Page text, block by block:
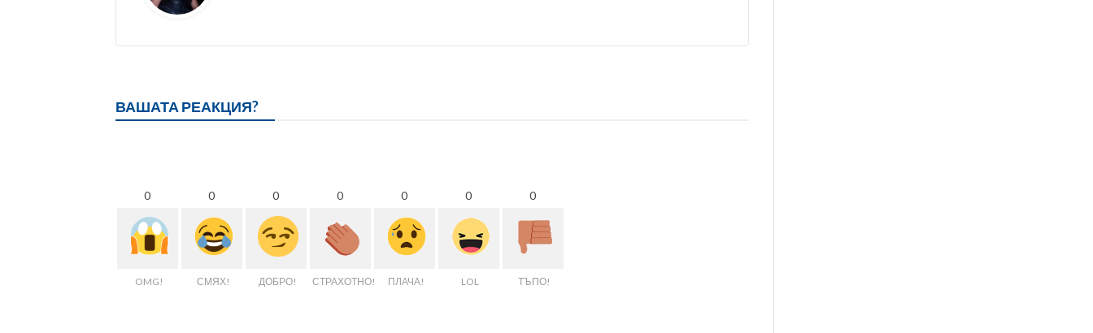
ВАШАТА РЕАКЦИЯ?
0
OMG!
0
СМЯХ!
0
ДОБРО!
0
СТРАХОТНО!
0
ПЛАЧА!
0
LOL
0
ТЪПО!